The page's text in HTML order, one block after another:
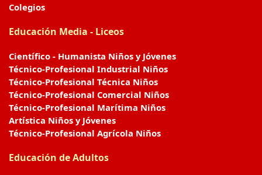
Colegios
Educación Media - Liceos
Científico - Humanista Niños y Jóvenes
Técnico-Profesional Industrial Niños
Técnico-Profesional Técnica Niños
Técnico-Profesional Comercial Niños
Técnico-Profesional Marítima Niños
Artística Niños y Jóvenes
Técnico-Profesional Agrícola Niños
Educación de Adultos